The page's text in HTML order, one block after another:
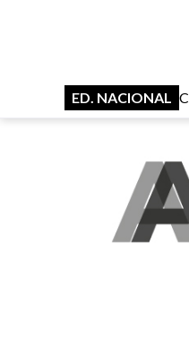
ED. NACIONAL